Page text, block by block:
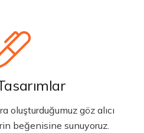
oluşturduğumuz göz alıcı
beğenisine sunuyoruz.